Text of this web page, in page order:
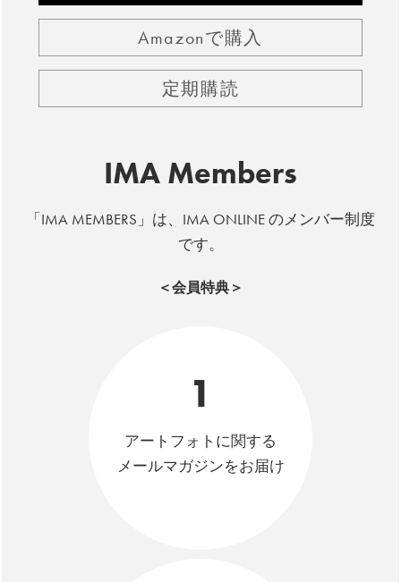
Amazonで購入
定期購読
IMA Members
「IMA MEMBERS」は、IMA ONLINE のメンバー制度
です。
＜会員特典＞
1
アートフォトに関する
メールマガジンをお届け